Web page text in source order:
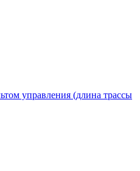
управления (длина трассы